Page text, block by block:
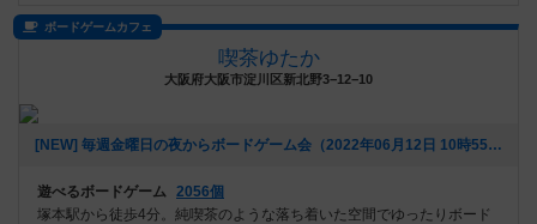
ボードゲームカフェ
喫茶ゆたか
大阪府大阪市淀川区新北野3−12−10
[NEW] 毎週金曜日の夜からボードゲーム会（2022年06月12日 10時55分）
遊べるボードゲーム 2056個
塚本駅から徒歩4分。純喫茶のような落ち着いた空間でゆったりボード